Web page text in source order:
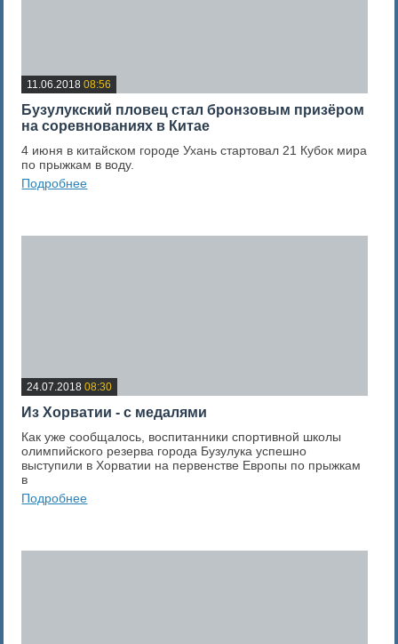
11.06.2018 08:56
Бузулукский пловец стал бронзовым призёром
на соревнованиях в Китае
4 июня в китайском городе Ухань стартовал 21 Кубок мира
по прыжкам в воду.
Подробнее
24.07.2018 08:30
Из Хорватии - с медалями
Как уже сообщалось, воспитанники спортивной школы
олимпийского резерва города Бузулука успешно
выступили в Хорватии на первенстве Европы по прыжкам
в
Подробнее